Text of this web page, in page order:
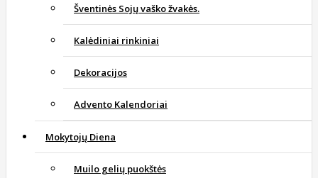
Šventinės Sojų vaško žvakės.
Kalėdiniai rinkiniai
Dekoracijos
Advento Kalendoriai
Mokytojų Diena
Muilo gelių puokštės